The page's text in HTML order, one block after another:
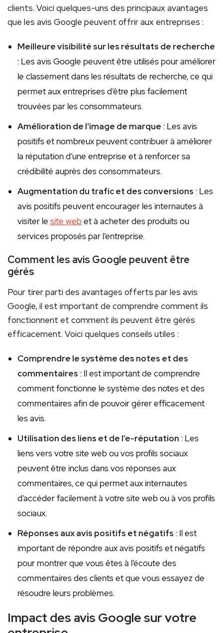
clients. Voici quelques-uns des principaux avantages
que les avis Google peuvent offrir aux entreprises :
Meilleure visibilité sur les résultats de recherche
: Les avis Google peuvent être utilisés pour améliorer
le classement dans les résultats de recherche, ce qui
permet aux entreprises d’être plus facilement
trouvées par les consommateurs.
Amélioration de l’image de marque : Les avis
positifs et nombreux peuvent contribuer à améliorer
la réputation d’une entreprise et à renforcer sa
crédibilité auprès des consommateurs.
Augmentation du trafic et des conversions : Les
avis positifs peuvent encourager les internautes à
visiter le site webet à acheter des produits ou
services proposés par l’entreprise.
Comment les avis Google peuvent être
gérés
Pour tirer parti des avantages offerts par les avis
Google, il est important de comprendre comment ils
fonctionnent et comment ils peuvent être gérés
efficacement. Voici quelques conseils utiles :
Comprendre le système des notes et des
commentaires : Il est important de comprendre
comment fonctionne le système des notes et des
commentaires afin de pouvoir gérer efficacement
les avis.
Utilisation des liens et de l’e-réputation : Les
liens vers votre site web ou vos profils sociaux
peuvent être inclus dans vos réponses aux
commentaires, ce qui permet aux internautes
d’accéder facilement à votre site web ou à vos profils
sociaux.
Réponses aux avis positifs et négatifs : Il est
important de répondre aux avis positifs et négatifs
pour montrer que vous êtes à l’écoute des
commentaires des clients et que vous essayez de
résoudre leurs problèmes.
Impact des avis Google sur votre